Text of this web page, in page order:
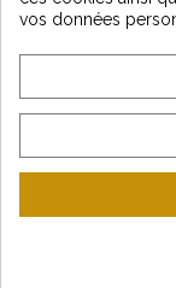
*Dès 99€ d'achat. En
l'acceptez.
A
vos données